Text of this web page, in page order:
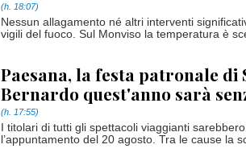
(h. 18:07)
Nessun allagamento né altri interventi
vigili del fuoco. Sul Monviso la temperatura è
Paesana, la festa patronale di
Bernardo quest'anno sarà
(h. 17:55)
I titolari di tutti gli spettacoli viaggianti
l’appuntamento del 20 agosto. Tra le cause la